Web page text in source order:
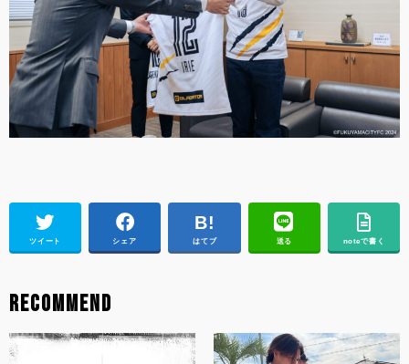
ツイート シェア はてブ 送る noteで書く
RECOMMEND